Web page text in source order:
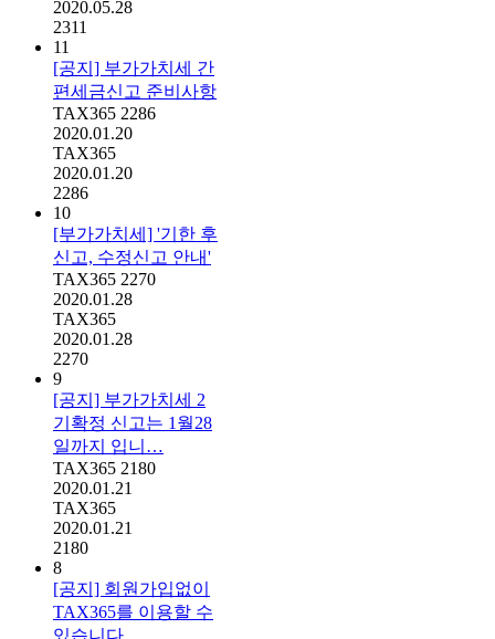
2020.05.28
2311
11
[공지] 부가가치세 간
편세금신고 준비사항
TAX365 2286
2020.01.20
TAX365
2020.01.20
2286
10
[부가가치세] '기한 후
신고, 수정신고 안내'
TAX365 2270
2020.01.28
TAX365
2020.01.28
2270
9
[공지] 부가가치세 2
기확정 신고는 1월28
일까지 입니…
TAX365 2180
2020.01.21
TAX365
2020.01.21
2180
8
[공지] 회원가입없이
TAX365를 이용할 수
있습니다…